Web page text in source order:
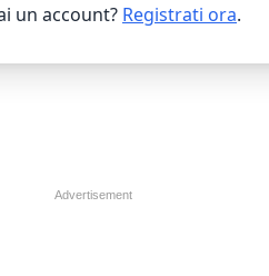
un account? Registrati ora.